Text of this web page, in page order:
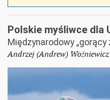
Polskie myśliwce dla
Międzynarodowy „gorący
Andrzej (Andrew) Woźniewicz